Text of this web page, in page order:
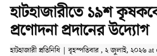
হাটহাজারীতে ১৯শ
প্রণোদনা প্রদানের উদ্যোগ
হাটহাজারী প্রতিনিধি | বৃহস্পতিবার , ২ জুলাই, ২০২৬ at